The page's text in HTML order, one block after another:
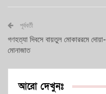
পূর্ববর্তী
গণহত্যা দিবসে বায়তুল মোকাররমে দোয়া-
মোনাজাত
আরো দেখুনঃ